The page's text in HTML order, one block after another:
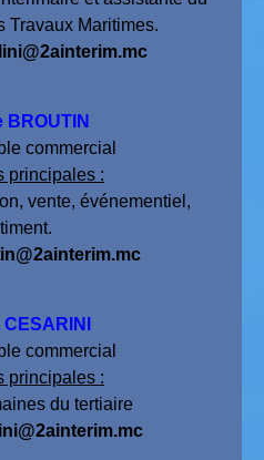
Travaux Maritimes.
BROUTIN
commercial
principales :
vente, événementiel,
commercial
principales :
du tertiaire